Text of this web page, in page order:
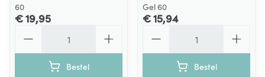
60
€ 19,95
Bestel
Gel 60
€ 15,94
Bestel